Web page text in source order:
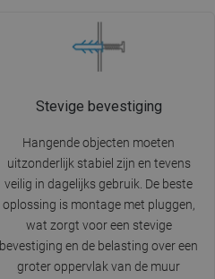
Stevige bevestiging
Hangende objecten moeten
uitzonderlijk stabiel zijn en tevens
veilig in dagelijks gebruik. De beste
oplossing is montage met pluggen,
wat zorgt voor een stevige
bevestiging en de belasting over een
groter oppervlak van de muur